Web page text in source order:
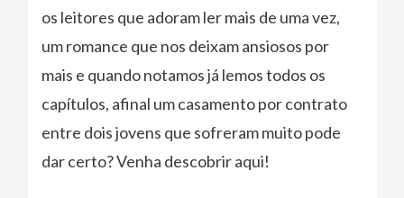
os leitores que adoram ler mais de uma vez,
um romance que nos deixam ansiosos por
mais e quando notamos já lemos todos os
capítulos, afinal um casamento por contrato
entre dois jovens que sofreram muito pode
dar certo? Venha descobrir aqui!